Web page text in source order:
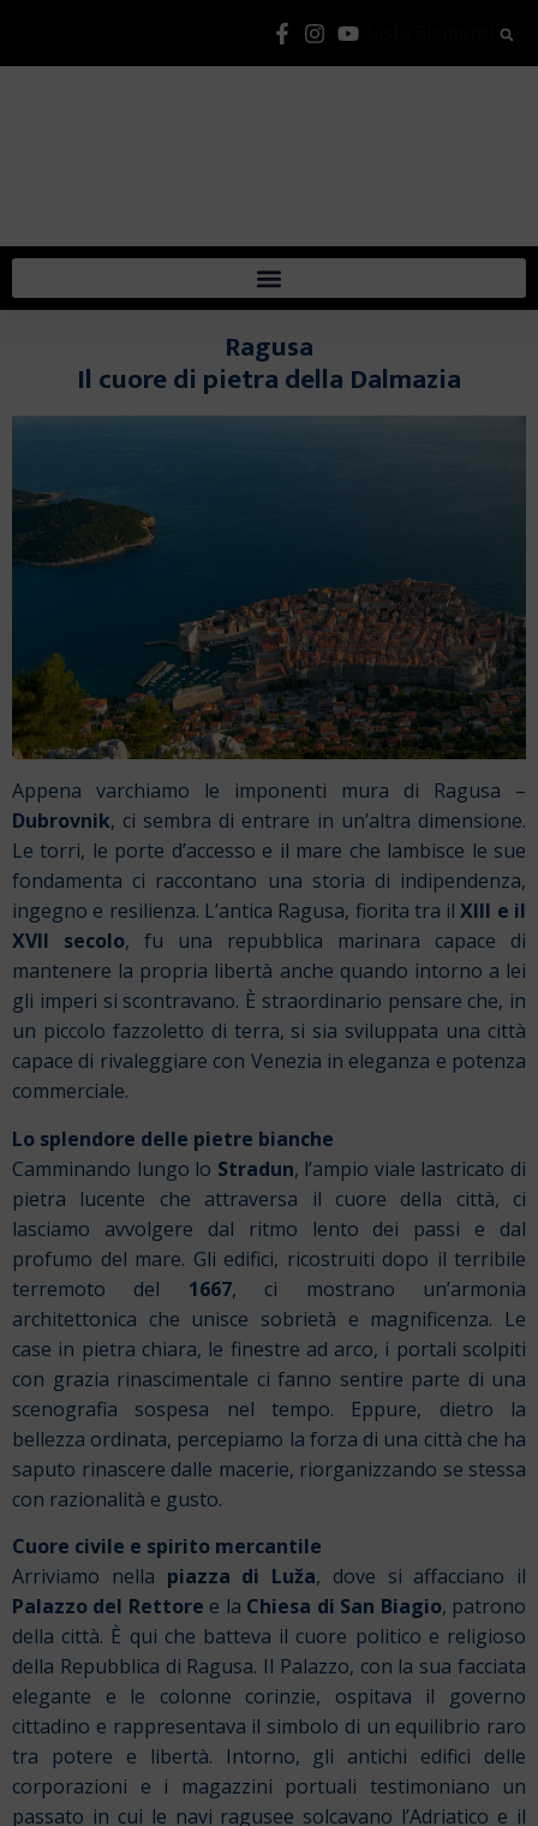
Ragusa
Il cuore di pietra della Dalmazia
Appena varchiamo le imponenti mura di Ragusa –
Dubrovnik, ci sembra di entrare in un’altra dimensione.
Le torri, le porte d’accesso e il mare che lambisce le sue
fondamenta ci raccontano una storia di indipendenza,
ingegno e resilienza. L’antica Ragusa, fiorita tra ilXIII e il
XVII secolo, fu una repubblica marinara capace di
mantenere la propria libertà anche quando intorno a lei
gli imperi si scontravano. È straordinario pensare che, in
un piccolo fazzoletto di terra, si sia sviluppata una città
capace di rivaleggiare con Venezia in eleganza e potenza
commerciale.
Lo splendore delle pietre bianche
Camminando lungo lo Stradun, l’ampio viale lastricato di
pietra lucente che attraversa il cuore della città, ci
lasciamo avvolgere dal ritmo lento dei passi e dal
profumo del mare. Gli edifici, ricostruiti dopo il terribile
terremoto del 1667, ci mostrano un’armonia
architettonica che unisce sobrietà e magnificenza. Le
case in pietra chiara, le finestre ad arco, i portali scolpiti
con grazia rinascimentale ci fanno sentire parte di una
scenografia sospesa nel tempo. Eppure, dietro la
bellezza ordinata, percepiamo la forza di una città che ha
saputo rinascere dalle macerie, riorganizzando se stessa
con razionalità e gusto.
Cuore civile e spirito mercantile
Arriviamo nella piazza di Luža, dove si affacciano il
Palazzo del Rettore e la Chiesa di San Biagio, patrono
della città. È qui che batteva il cuore politico e religioso
della Repubblica di Ragusa. Il Palazzo, con la sua facciata
elegante e le colonne corinzie, ospitava il governo
cittadino e rappresentava il simbolo di un equilibrio raro
tra potere e libertà. Intorno, gli antichi edifici delle
corporazioni e i magazzini portuali testimoniano un
passato in cui le navi ragusee solcavano l’Adriatico e il